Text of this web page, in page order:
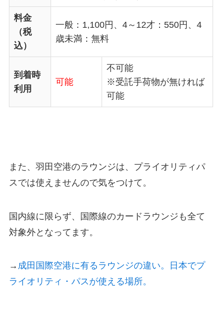
料金
（税
込）
一般：1,100円、4～12才：550円、4
歳未満：無料
到着時
利用
可能
不可能
※受託手荷物が無ければ
可能
また、羽田空港のラウンジは、プライオリティパ
スでは使えませんので気をつけて。
国内線に限らず、国際線のカードラウンジも全て
対象外となってます。
→ 成田国際空港に有るラウンジの違い。日本でプ
ライオリティ・パスが使える場所。